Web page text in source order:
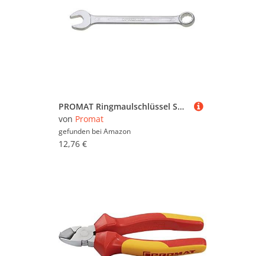
PROMAT Ringmaulschlüssel SW 17mm L. 254mm Form A ext. lang CV-Stahl PROMAT, SW 17 mm Länge 254 mm, Form A extra lang
von Promat
gefunden bei Amazon
12,76 €